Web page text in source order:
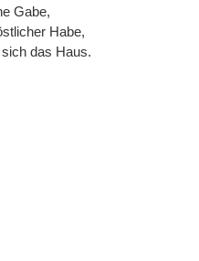
Gabe,
Habe,
das Haus.